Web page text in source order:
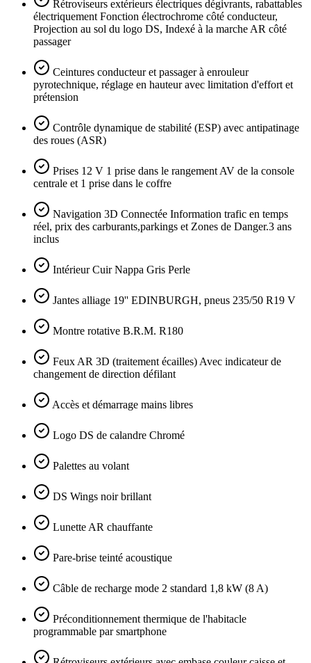
Rétroviseurs extérieurs électriques dégivrants, rabattables
électriquement Fonction électrochrome côté conducteur,
Projection au sol du logo DS, Indexé à la marche AR côté
passager
Ceintures conducteur et passager à enrouleur
pyrotechnique, réglage en hauteur avec limitation d'effort et
prétension
Contrôle dynamique de stabilité (ESP) avec antipatinage
des roues (ASR)
Prises 12 V 1 prise dans le rangement AV de la console
centrale et 1 prise dans le coffre
Navigation 3D Connectée Information trafic en temps
réel, prix des carburants,parkings et Zones de Danger.3 ans
inclus
Intérieur Cuir Nappa Gris Perle
Jantes alliage 19'' EDINBURGH, pneus 235/50 R19 V
Montre rotative B.R.M. R180
Feux AR 3D (traitement écailles) Avec indicateur de
changement de direction défilant
Accès et démarrage mains libres
Logo DS de calandre Chromé
Palettes au volant
DS Wings noir brillant
Lunette AR chauffante
Pare-brise teinté acoustique
Câble de recharge mode 2 standard 1,8 kW (8 A)
Préconditionnement thermique de l'habitacle
programmable par smartphone